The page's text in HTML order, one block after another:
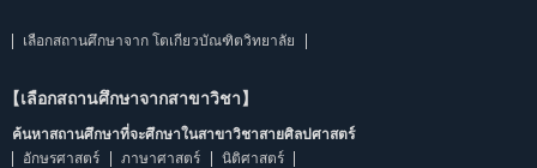
เลือกสถานศึกษาจาก โตเกียวบัณฑิตวิทยาลัย
【เลือกสถานศึกษาจากสาขาวิชา】
ค้นหาสถานศึกษาที่จะศึกษาในสาขาวิชาสายศิลปศาสตร์
อักษรศาสตร์
ภาษาศาสตร์
นิติศาสตร์